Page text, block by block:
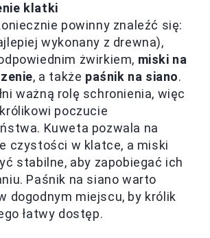
klatki
powinny znaleźć się:
wykonany z drewna),
żwirkiem, miski na
, a także paśnik na siano.
ważną rolę schronienia, więc
poczucie
Kuweta pozwala na
czystości w klatce, a miski
stabilne, aby zapobiegać ich
Paśnik na siano warto
dogodnym miejscu, by królik
łatwy dostęp.